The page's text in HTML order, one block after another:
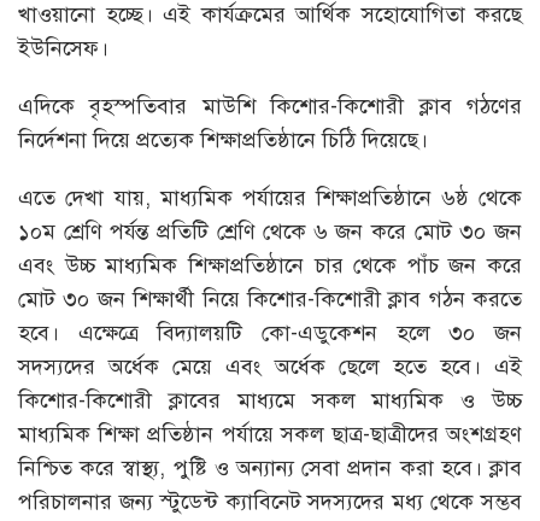
খাওয়ানো হচ্ছে। এই কার্যক্রমের আর্থিক সহোযোগিতা করছে
ইউনিসেফ।
এদিকে বৃহস্পতিবার মাউশি কিশোর-কিশোরী ক্লাব গঠণের
নির্দেশনা দিয়ে প্রত্যেক শিক্ষাপ্রতিষ্ঠানে চিঠি দিয়েছে।
এতে দেখা যায়, মাধ্যমিক পর্যায়ের শিক্ষাপ্রতিষ্ঠানে ৬ষ্ঠ থেকে
১০ম শ্রেণি পর্যন্ত প্রতিটি শ্রেণি থেকে ৬ জন করে মোট ৩০ জন
এবং উচ্চ মাধ্যমিক শিক্ষাপ্রতিষ্ঠানে চার থেকে পাঁচ জন করে
মোট ৩০ জন শিক্ষার্থী নিয়ে কিশোর-কিশোরী ক্লাব গঠন করতে
হবে। এক্ষেত্রে বিদ্যালয়টি কো-এডুকেশন হলে ৩০ জন
সদস্যদের অর্ধেক মেয়ে এবং অর্ধেক ছেলে হতে হবে। এই
কিশোর-কিশোরী ক্লাবের মাধ্যমে সকল মাধ্যমিক ও উচ্চ
মাধ্যমিক শিক্ষা প্রতিষ্ঠান পর্যায়ে সকল ছাত্র-ছাত্রীদের অংশগ্রহণ
নিশ্চিত করে স্বাস্থ্য, পুষ্টি ও অন্যান্য সেবা প্রদান করা হবে। ক্লাব
পরিচালনার জন্য স্টুডেন্ট ক্যাবিনেট সদস্যদের মধ্য থেকে সম্ভব